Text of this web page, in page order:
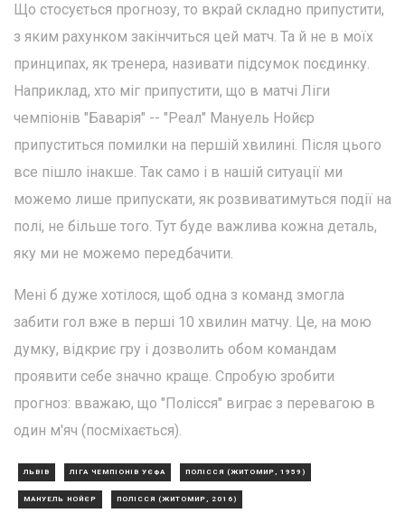
Що стосується прогнозу, то вкрай складно припустити,
з яким рахунком закінчиться цей матч. Та й не в моїх
принципах, як тренера, називати підсумок поєдинку.
Наприклад, хто міг припустити, що в матчі Ліги
чемпіонів "Баварія" -- "Реал" Мануель Нойєр
припуститься помилки на першій хвилині. Після цього
все пішло інакше. Так само і в нашій ситуації ми
можемо лише припускати, як розвиватимуться події на
полі, не більше того. Тут буде важлива кожна деталь,
яку ми не можемо передбачити.
Мені б дуже хотілося, щоб одна з команд змогла
забити гол вже в перші 10 хвилин матчу. Це, на мою
думку, відкриє гру і дозволить обом командам
проявити себе значно краще. Спробую зробити
прогноз: вважаю, що "Полісся" виграє з перевагою в
один м'яч (посміхається).
ЛЬВІВ ЛІГА ЧЕМПІОНІВ УЄФА ПОЛІССЯ (ЖИТОМИР, 1959)
МАНУЕЛЬ НОЙЄР ПОЛІССЯ (ЖИТОМИР, 2016)